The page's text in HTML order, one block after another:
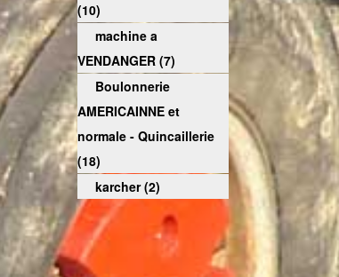
(10)
machine a
VENDANGER (7)
Boulonnerie
AMERICAINNE et
normale - Quincaillerie
(18)
karcher (2)